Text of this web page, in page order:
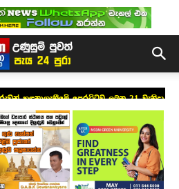
හඳුනාගැනීමේ පෙරට්ටුව ලබන 21 වැනිදා